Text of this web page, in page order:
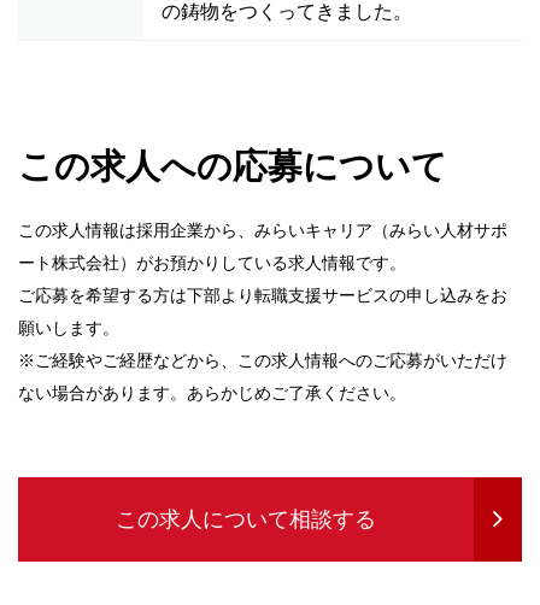
の鋳物をつくってきました。
この求人への応募について
この求人情報は採用企業から、みらいキャリア（みらい人材サポ
ート株式会社）がお預かりしている求人情報です。
ご応募を希望する方は下部より転職支援サービスの申し込みをお
願いします。
※ご経験やご経歴などから、この求人情報へのご応募がいただけ
ない場合があります。あらかじめご了承ください。
この求人について相談する